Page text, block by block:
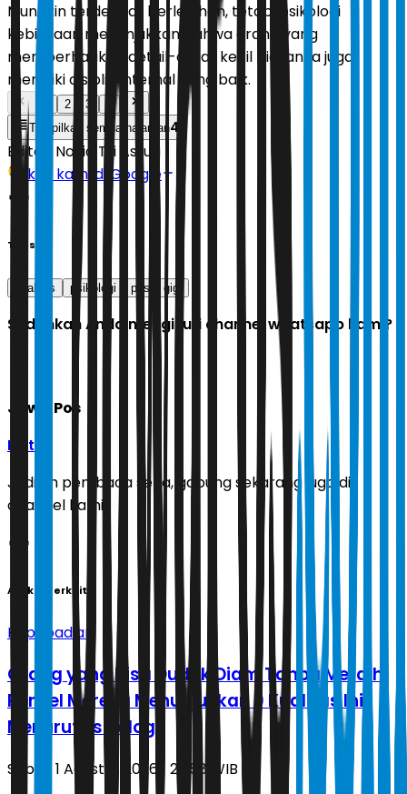
Mungkin terdengar berlebihan, tetapi psikologi
kebiasaan menunjukkan bahwa orang yang
memperhatikan detail-detail kecil biasanya juga
memiliki disiplin internal yang baik.
2 3
Tampilkan semua halaman4
Editor: Novia Tri Astuti
Ikuti kami di Google
Tags
kualitas psikologi pasta gigi
Sudahkah Anda mengikuti channel whatsapp kami?
Jawa Pos
Ikuti
Jadilah pembaca setia, gabung sekarang juga di
channel kami!
Artikel Terkait
Kepribadian
Orang yang Bisa Duduk Diam Tanpa Meraih
Ponsel Mereka Menunjukkan 9 Kualitas Ini
Menurut Psikologi
Sabtu, 1 Agustus 2026 | 22.58 WIB